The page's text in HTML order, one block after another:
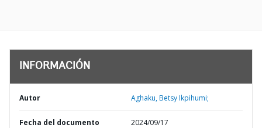
INFORMACIÓN
Autor Aghaku, Betsy Ikpihumi;
Fecha del documento 2024/09/17